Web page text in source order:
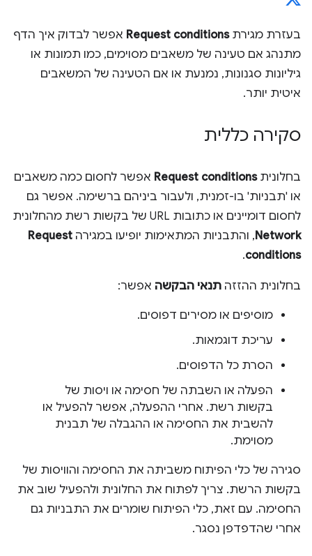
בעזרת מגירתRequest conditions אפשר לבדוק איך הדף
מתנהג אם טעינה של משאבים מסוימים, כמו תמונות או
גיליונות סגנונות, נמנעת או אם הטעינה של המשאבים
איטית יותר.
סקירה כללית
בחלוניתRequest conditions אפשר לחסום כמה משאבים
או 'תבניות' בו-זמנית, ולעבור ביניהם ברשימה. אפשר גם
לחסום דומיינים או כתובות URL של בקשות רשת מהחלונית
Network, והתבניות המתאימות יופיעו במגירה Request
conditions
.
בחלונית ההזזה תנאי הבקשה אפשר:
מוסיפים או מסירים דפוסים.
עריכת דוגמאות.
הסרת כל הדפוסים.
הפעלה או השבתה של חסימה או ויסות של
בקשות רשת. אחרי ההפעלה, אפשר להפעיל או
להשבית את החסימה או ההגבלה של תבנית
מסוימת.
סגירה של כלי הפיתוח משביתה את החסימה והוויסות של
בקשות הרשת. צריך לפתוח את החלונית ולהפעיל שוב את
החסימה. עם זאת, כלי הפיתוח שומרים את התבניות גם
אחרי שהדפדפן נסגר.